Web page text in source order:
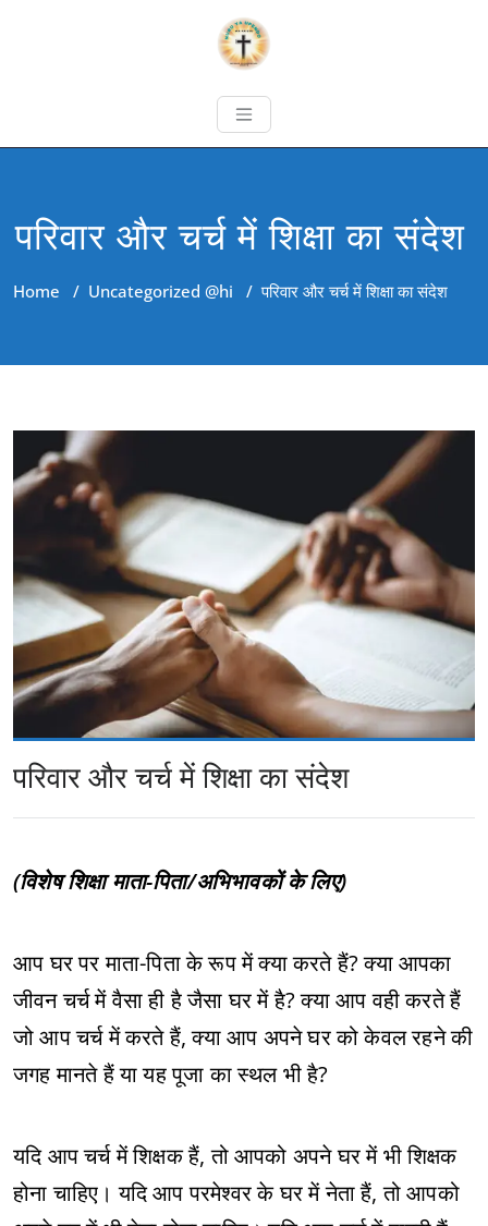
परिवार और चर्च में शिक्षा का संदेश
Home / Uncategorized @hi /परिवार और चर्च में शिक्षा का संदेश
परिवार और चर्च में शिक्षा का संदेश
(विशेष शिक्षा माता-पिता/अभिभावकों के लिए)
आप घर पर माता-पिता के रूप में क्या करते हैं? क्या आपका
जीवन चर्च में वैसा ही है जैसा घर में है? क्या आप वही करते हैं
जो आप चर्च में करते हैं, क्या आप अपने घर को केवल रहने की
जगह मानते हैं या यह पूजा का स्थल भी है?
यदि आप चर्च में शिक्षक हैं, तो आपको अपने घर में भी शिक्षक
होना चाहिए। यदि आप परमेश्वर के घर में नेता हैं, तो आपको